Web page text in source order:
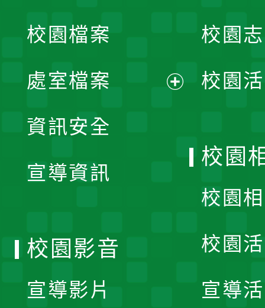
單
校園檔案
處室檔案
資訊安全
宣導資訊
校園
校園
校園
校園
校園
宣導
校園影音
宣導影片